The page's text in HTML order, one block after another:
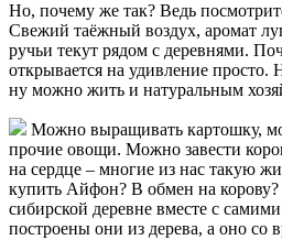
Но, почему же так? Ведь
Свежий таёжный воздух, аромат
ручьи текут рядом с деревнями.
открывается на удивление просто.
ну можно жить и натуральным
Можно выращивать картошку,
прочие овощи. Можно завести
на сердце – многие из нас такую
купить Айфон? В обмен на корову?
сибирской деревне вместе с
построены они из дерева, а оно со